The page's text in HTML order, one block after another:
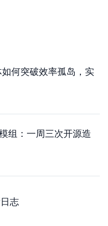
作台
何突破效率孤岛，实
组：一周三次开源造
志